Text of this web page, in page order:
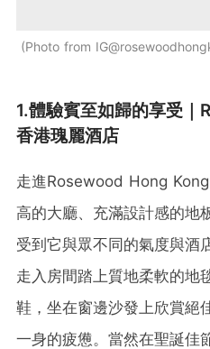
Photo from
1.體驗賓至如歸的享受
香港瑰麗酒店
走進Rosewood Hong
高的大廳、充滿設計感的地
受到它與眾不同的氣度與酒
走入房間踏上質地柔軟的地
鞋，坐在窗邊沙發上欣賞絕
一身的疲憊。當然在聖誕佳